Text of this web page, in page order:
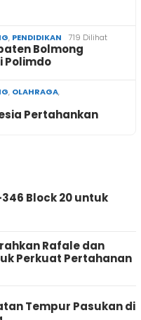
, PENDIDIKAN 719 Dilihat
Bolmong
Polimdo
, OLAHRAGA,
Pertahankan
Block 20 untuk
Rafale dan
Perkuat Pertahanan
Tempur Pasukan di